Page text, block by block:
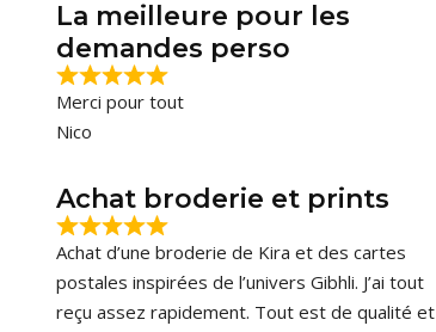
La meilleure pour les
demandes perso
Merci pour tout
Nico
Achat broderie et prints
Achat d’une broderie de Kira et des cartes
postales inspirées de l’univers Gibhli. J’ai tout
reçu assez rapidement. Tout est de qualité et